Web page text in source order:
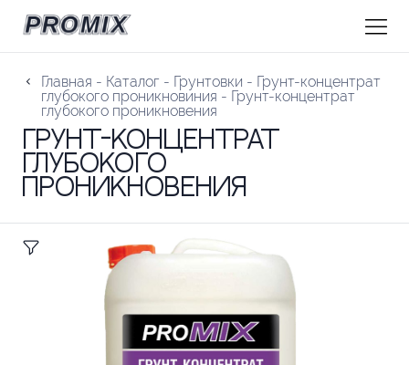
Главная - Каталог - Грунтовки - Грунт-концентрат
глубокого проникновиния - Грунт-концентрат
глубокого проникновения
Грунт-концентрат
глубокого
проникновения